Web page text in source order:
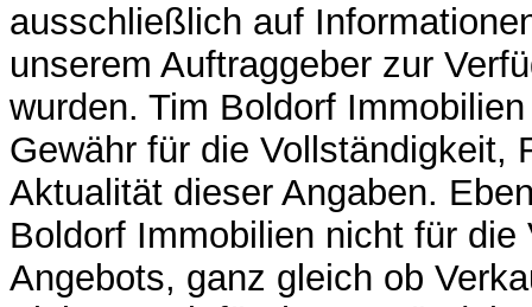
ausschließlich auf
unserem Auftraggeber zur
wurden. Tim Boldorf
Gewähr für die Vollständigkeit,
Aktualität dieser Angaben.
Boldorf Immobilien nicht für die
Angebots, ganz gleich ob